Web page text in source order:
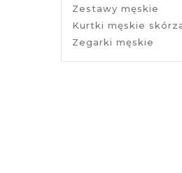
Zestawy męskie
Kurtki męskie
Zegarki męskie